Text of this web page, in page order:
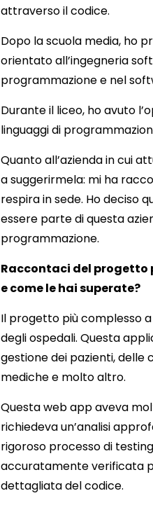
attraverso il codice.
Dopo la scuola media, ho
orientato all’ingegneria
programmazione e nel
Durante il liceo, ho avuto
linguaggi di
Quanto all’azienda in cui
a suggerirmela: mi ha
respira in sede. Ho deciso
essere parte di questa
programmazione.
Raccontaci del progetto
e come le hai superate?
Il progetto più complesso
degli ospedali. Questa
gestione dei pazienti, delle
mediche e molto altro.
Questa web app aveva
richiedeva un’analisi
rigoroso processo di
accuratamente verificata
dettagliata del codice.